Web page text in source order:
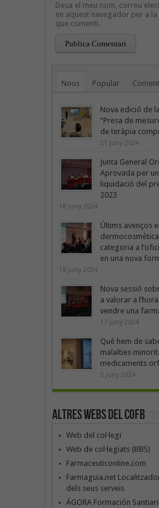
Desa el meu nom, correu
en aquest navegador per a
que comenti.
Nous Popular
Nova edició de
“Presa de
de teràpia
21 juny 2024
Junta General
Aprovada per
liquidació del
2023
18 juny 2024
Últims avenços
categoria a
en una nova
18 juny 2024
Nova sessió
a valorar a
vendre una
17 juny 2024
Què hem de
malalties
medicaments
3 juny 2024
Altres webs del COFB
Web del col·legi
Web de col·legiats (BBS)
Farmaceuticonline.com
Farmaguia.net
dels seus serveis
ÁGORA Formación